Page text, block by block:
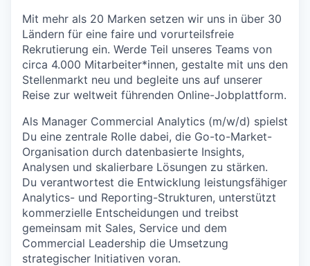
Mit mehr als 20 Marken setzen wir uns in über 30
Ländern für eine faire und vorurteilsfreie
Rekrutierung ein. Werde Teil unseres Teams von
circa 4.000 Mitarbeiter*innen, gestalte mit uns den
Stellenmarkt neu und begleite uns auf unserer
Reise zur weltweit führenden Online-Jobplattform.
Als Manager Commercial Analytics (m/w/d) spielst
Du eine zentrale Rolle dabei, die Go-to-Market-
Organisation durch datenbasierte Insights,
Analysen und skalierbare Lösungen zu stärken.
Du verantwortest die Entwicklung leistungsfähiger
Analytics- und Reporting-Strukturen, unterstützt
kommerzielle Entscheidungen und treibst
gemeinsam mit Sales, Service und dem
Commercial Leadership die Umsetzung
strategischer Initiativen voran.